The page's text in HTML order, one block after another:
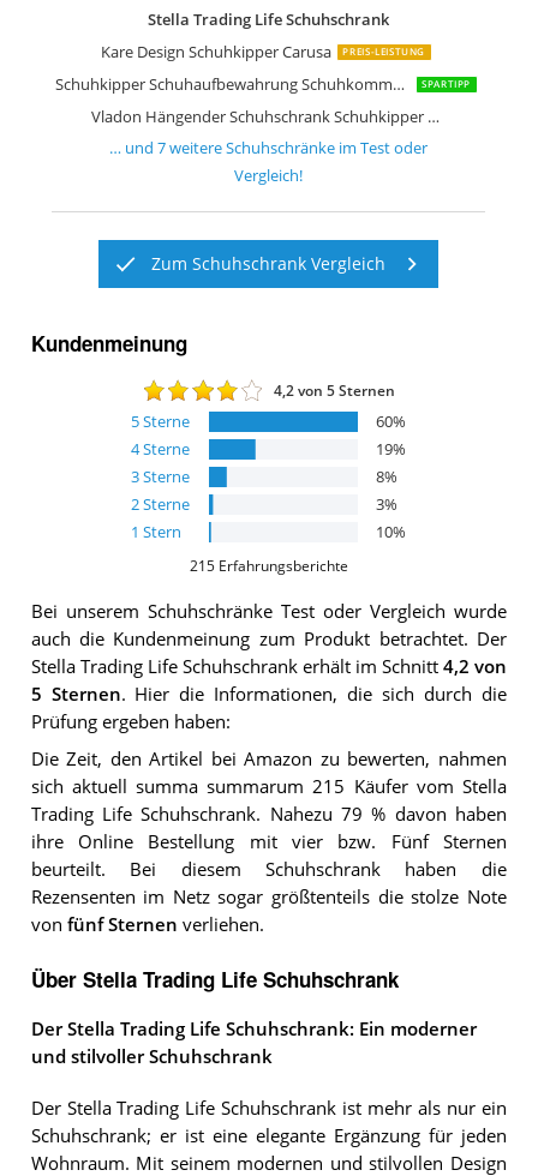
Stella Trading Life Schuhschrank
Kare Design Schuhkipper Carusa
PREIS-LEISTUNG
Schuhkipper Schuhaufbewahrung Schuhkommode Schuhständer SPARTIPP
Vladon Hängender Schuhschrank Schuhkipper Annie
… und7weitereSchuhschränke im Test oder
Vergleich!
Zum Schuhschrank Vergleich
Kundenmeinung
4,2 von 5 Sternen
5Sterne 60%
4Sterne 19%
3Sterne 8%
2Sterne 3%
1 Stern 10%
215 Erfahrungsberichte
Bei unserem SchuhschränkeTest oder Vergleich wurde
auch die Kundenmeinung zum Produkt betrachtet. Der
Stella Trading Life Schuhschrankerhält im Schnitt 4,2 von
5 Sternen. Hier die Informationen, die sich durch die
Prüfung ergeben haben:
Die Zeit, den Artikel bei Amazon zu bewerten, nahmen
sich aktuell summa summarum 215 Käufer vom Stella
Trading Life Schuhschrank. Nahezu 79 % davon haben
ihre Online Bestellung mit vier bzw. Fünf Sternen
beurteilt. Bei diesem Schuhschrank haben die
Rezensenten im Netz sogar größtenteils die stolze Note
von fünf Sternen verliehen.
Über Stella Trading Life Schuhschrank
Der Stella Trading Life Schuhschrank: Ein moderner
und stilvoller Schuhschrank
Der Stella Trading Life Schuhschrank ist mehr als nur ein
Schuhschrank; er ist eine elegante Ergänzung für jeden
Wohnraum. Mit seinem modernen und stilvollen Design